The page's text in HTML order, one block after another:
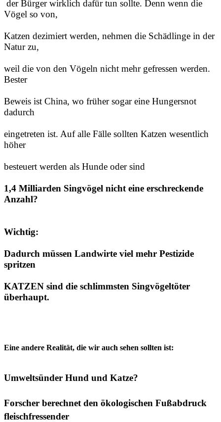
der Bürger wirklich dafür tun sollte. Denn wenn die
Vögel so von,
Katzen dezimiert werden, nehmen die Schädlinge in der
Natur zu,
weil die von den Vögeln nicht mehr gefressen werden.
Bester
Beweis ist China, wo früher sogar eine Hungersnot
dadurch
eingetreten ist. Auf alle Fälle sollten Katzen wesentlich
höher
besteuert werden als Hunde oder sind
1,4 Milliarden Singvögel nicht eine erschreckende
Anzahl?
Wichtig:
Dadurch müssen Landwirte viel mehr Pestizide
spritzen
KATZEN sind die schlimmsten Singvögeltöter
überhaupt.
Eine andere Realität, die wir auch sehen sollten ist:
Umweltsünder Hund und Katze?
Forscher berechnet den ökologischen Fußabdruck
fleischfressender